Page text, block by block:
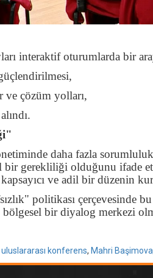
interaktif oturumlarda bir
ve çözüm yolları,
daha fazla sorumluluk
bir gerekliliği olduğunu ifade
ve adil bir düzenin
politikası çerçevesinde
bir diyalog merkezi
konferens, Mahri Başimova